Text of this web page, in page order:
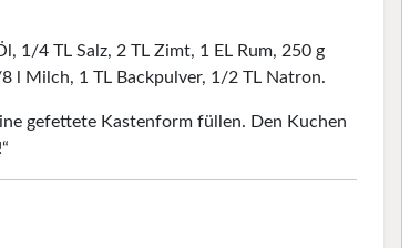
1/4 TL Salz, 2 TL Zimt, 1 EL Rum, 250 g
l Milch, 1 TL Backpulver, 1/2 TL Natron.
gefettete Kastenform füllen. Den Kuchen